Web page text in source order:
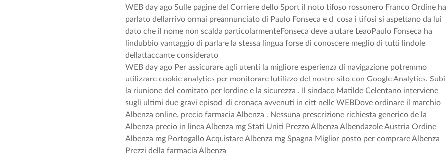
WEB day ago Sulle pagine del Corriere dello Sport il noto tifoso rossonero Franco Ordine ha
parlato dellarrivo ormai preannunciato di Paulo Fonseca e di cosa i tifosi si aspettano da lui
dato che il nome non scalda particolarmenteFonseca deve aiutare LeaoPaulo Fonseca ha
lindubbio vantaggio di parlare la stessa lingua forse di conoscere meglio di tutti lindole
dellattaccante considerato
WEB day ago Per assicurare agli utenti la migliore esperienza di navigazione potremmo
utilizzare cookie analytics per monitorare lutilizzo del nostro sito con Google Analytics.
la riunione del comitato per lordine e la sicurezza . Il sindaco Matilde Celentano interviene
sugli ultimi due gravi episodi di cronaca avvenuti in citt nelle WEBDove ordinare il marchio
Albenza online. precio farmacia Albenza . Nessuna prescrizione richiesta generico de la
Albenza precio in linea Albenza mg Stati Uniti Prezzo Albenza Albendazole Austria Ordine
Albenza mg Portogallo Acquistare Albenza mg Spagna Miglior posto per comprare Albenza
Prezzi della farmacia Albenza